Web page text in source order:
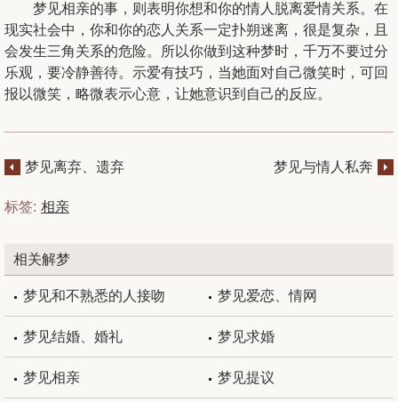
梦见相亲的事，则表明你想和你的情人脱离爱情关系。在
现实社会中，你和你的恋人关系一定扑朔迷离，很是复杂，且
会发生三角关系的危险。所以你做到这种梦时，千万不要过分
乐观，要冷静善待。示爱有技巧，当她面对自己微笑时，可回
报以微笑，略微表示心意，让她意识到自己的反应。
梦见离弃、遗弃 梦见与情人私奔
标签: 相亲
相关解梦
梦见和不熟悉的人接吻 梦见爱恋、情网
梦见结婚、婚礼 梦见求婚
梦见相亲 梦见提议